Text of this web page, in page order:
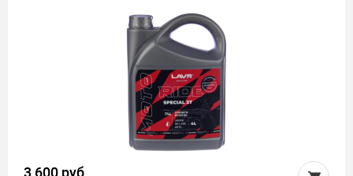
3 600 руб.